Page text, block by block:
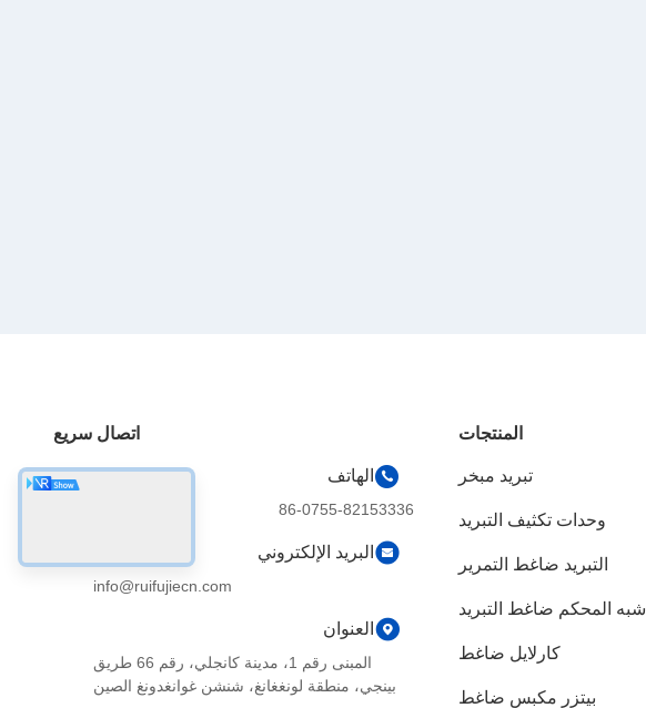
المنتجات
تبريد مبخر
وحدات تكثيف التبريد
التبريد ضاغط التمرير
شبه المحكم ضاغط التبريد
كارلايل ضاغط
بيتزر مكبس ضاغط
اتصال سريع
الهاتف
86-0755-82153336
البريد الإلكتروني
info@ruifujiecn.com
العنوان
المبنى رقم 1، مدينة كانجلي، رقم 66 طريق
بينجي، منطقة لونغغانغ، شنشن غوانغدونغ الصين